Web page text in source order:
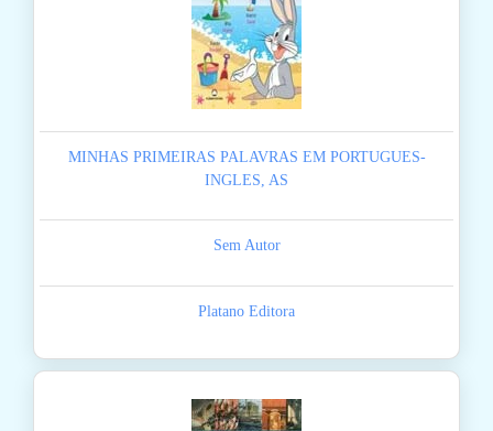
MINHAS PRIMEIRAS PALAVRAS EM PORTUGUES-
INGLES, AS
Sem Autor
Platano Editora